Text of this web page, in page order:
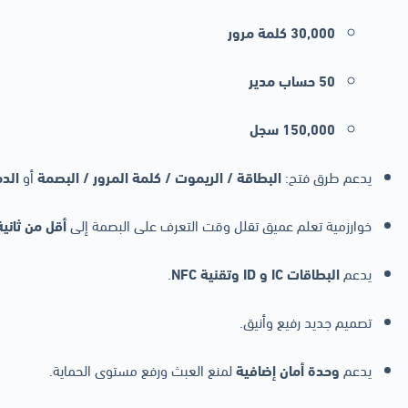
30,000 كلمة مرور
50 حساب مدير
150,000 سجل
يدعم طرق فتح:البطاقة / الريموت / كلمة المرور / البصمةأو
خوارزمية تعلم عميق تقلل وقت التعرف على البصمة إلىأقل من
يدعمالبطاقات IC و ID وتقنية NFC
.
تصميم جديد رفيع وأنيق.
يدعموحدة أمان إضافيةلمنع العبث ورفع مستوى الحماية.